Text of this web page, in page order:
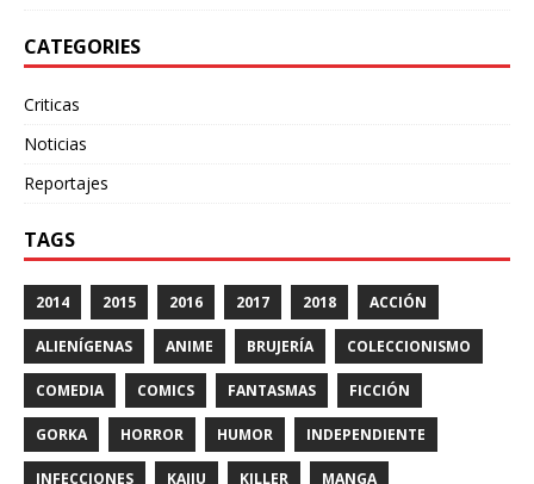
CATEGORIES
Criticas
Noticias
Reportajes
TAGS
2014 2015 2016 2017 2018 ACCIÓN
ALIENÍGENAS ANIME BRUJERÍA COLECCIONISMO
COMEDIA COMICS FANTASMAS FICCIÓN
GORKA HORROR HUMOR INDEPENDIENTE
INFECCIONES KAIJU KILLER MANGA